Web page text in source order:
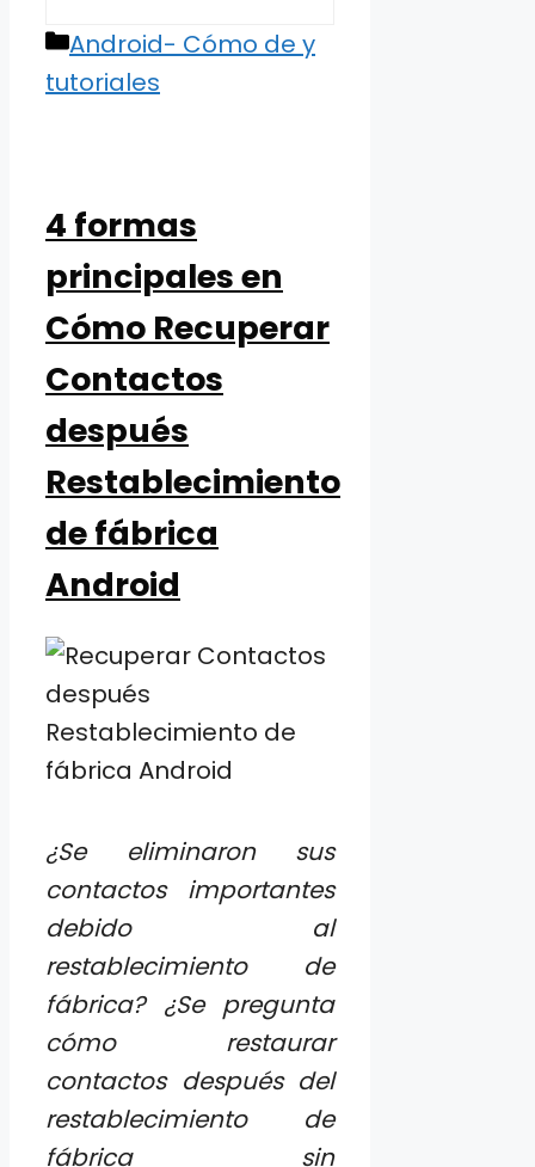
Categories
Android- Cómo de y
tutoriales
4 formas
principales en
Cómo Recuperar
Contactos
después
Restablecimiento
de fábrica
Android
¿Se eliminaron sus
contactos importantes
debido al
restablecimiento de
fábrica? ¿Se pregunta
cómo restaurar
contactos después del
restablecimiento de
fábrica sin